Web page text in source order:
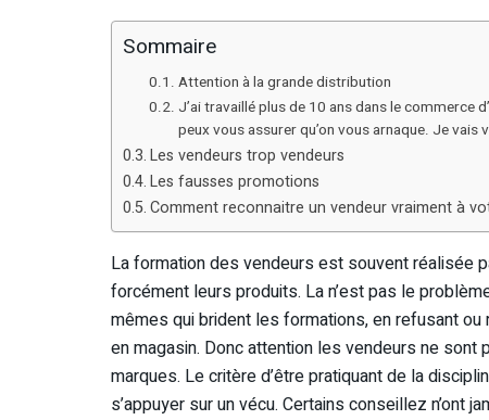
Sommaire
Attention à la grande distribution
J’ai travaillé plus de 10 ans dans le commerce
peux vous assurer qu’on vous arnaque. Je vais
Les vendeurs trop vendeurs
Les fausses promotions
Comment reconnaitre un vendeur vraiment à
La formation des vendeurs est souvent réalisée
forcément leurs produits. La n’est pas le
mêmes qui brident les formations, en refusant
en magasin. Donc attention les vendeurs ne
marques. Le critère d’être pratiquant de la
s’appuyer sur un vécu. Certains conseillez n’ont